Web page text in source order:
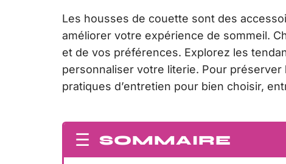
Les housses de couette sont des
améliorer votre expérience de sommeil.
et de vos préférences. Explorez les
personnaliser votre literie. Pour
pratiques d’entretien pour bien choisir,
SOMMAIRE